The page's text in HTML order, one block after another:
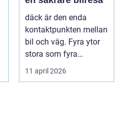
däck är den enda
kontaktpunkten mellan
bil och väg. Fyra ytor
stora som fyra
handflator avgör
11 april 2026